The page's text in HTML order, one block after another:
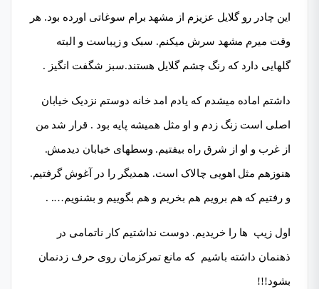
این چادر رو گلایل عزیزم از مشهد برام سوغاتی اورده بود. هر
وقت میرم مشهد سرش میکنم. سبک و زیباست و البته
گلهایی دارد که رنگ چشم گلایل هستند.سبز شگفت انگیز .
داشتم اماده میشدم که یادم امد خانه دوستم نزدیک خیابان
اصلی است زنگ زدم و او مثل همیشه پایه بود . قرار شد من
از غرب و او از شرق راه بیفتیم. وسطهای خیابان دیدمش.
هنوزهم مثل اهویی چالاک است. همدیگر را در آغوش گرفتیم.
و رفتیم که هم برویم هم بخریم و هم بگوییم و بشنویم…. .
اول زیپ ها را خریدیم. دوست نداشتیم کار ناتمامی در
ذهنمان داشته باشیم که مانع تمرکزمان روی حرف زدنمان
بشود!!!